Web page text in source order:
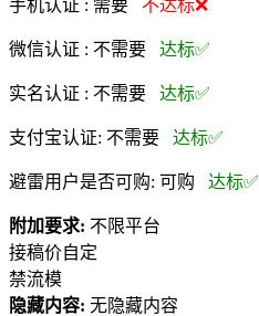
手机认证 : 需要 不达标❌
微信认证 : 不需要 达标✅
实名认证 : 不需要 达标✅
支付宝认证: 不需要 达标✅
避雷用户是否可购: 可购 达标✅
附加要求: 不限平台
接稿价自定
禁流模
隐藏内容: 无隐藏内容